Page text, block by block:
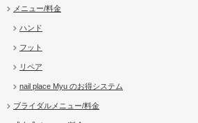
メニュー/料金
ハンド
フット
リペア
nail place Myu のお得システム
ブライダルメニュー/料金